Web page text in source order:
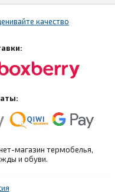
магазин термобелья,
и обуви.